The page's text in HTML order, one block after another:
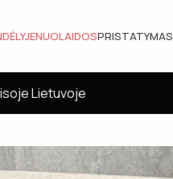
NUOLAIDOSPRISTATYMAS
Lietuvoje